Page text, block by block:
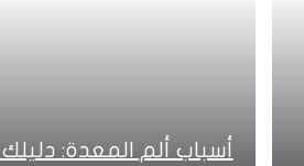
أسباب ألم المعدة: